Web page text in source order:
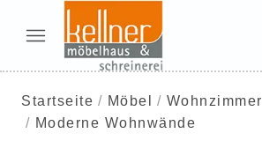
Startseite Möbel Wohnzimmer
Moderne Wohnwände